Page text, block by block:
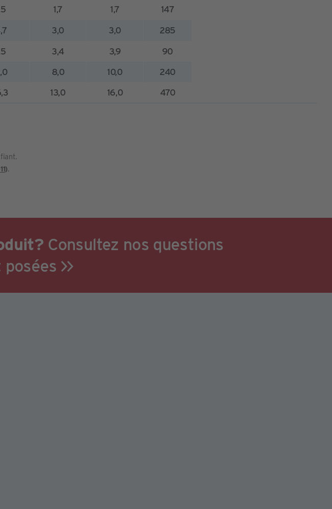
1,7 1,7 147
3,0 3,0 285
3,4 3,9
90
8,0 10,0
240
13,0 16,0 470
).
Consultez nos questions
posées